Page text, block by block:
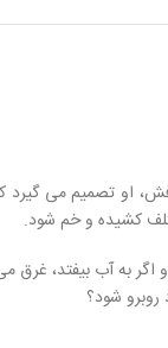
او تصمیم می گیرد
کشیده و خم شود.
به آب بیفتد، غرق
شود؟